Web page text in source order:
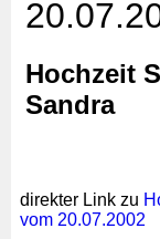
Hochzeit
Sandra
direkter Link zu
vom 20.07.2002